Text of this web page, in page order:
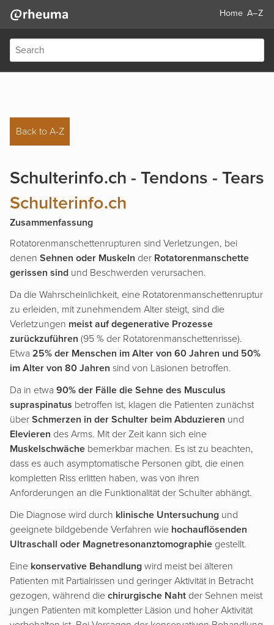
Home A–Z
Back to A-Z
Schulterinfo.ch - Tendons - Tears
Schulterinfo.ch
Zusammenfassung
Rotatorenmanschettenrupturen sind Verletzungen, bei
denen Sehnen oder Muskeln der Rotatorenmanschette
gerissen sind und Beschwerden verursachen.
Da die Wahrscheinlichkeit, eine Rotatorenmanschettenruptur
zu erleiden, mit zunehmendem Alter steigt, sind die
Verletzungen meist auf degenerative Prozesse
zurückzuführen (95 % der Rotatorenmanschettenrisse).
Etwa 25% der Menschen im Alter von 60 Jahren und 50%
im Alter von 80 Jahren sind von Läsionen betroffen.
Da in etwa 90% der Fälle die Sehne des Musculus
supraspinatus betroffen ist, klagen die Patienten zunächst
über Schmerzen in der Schulter beim Abduzieren und
Elevieren des Arms. Mit der Zeit kann sich eine
Muskelschwäche bemerkbar machen. Es ist zu beachten,
dass es auch asymptomatische Personen gibt, die einen
kompletten Riss erlitten haben, was von ihren
Anforderungen an die Funktionalität der Schulter abhängt.
Die Diagnose wird durch klinische Untersuchung und
geeignete bildgebende Verfahren wie hochauflösenden
Ultraschall oder Magnetresonanztomographie gestellt.
Eine konservative Behandlung wird meist bei älteren
Patienten mit Partialrissen und geringer Aktivität in Betracht
gezogen, während die chirurgische Naht der Sehnen meist
jungen Patienten mit kompletter Läsion und hoher Aktivität